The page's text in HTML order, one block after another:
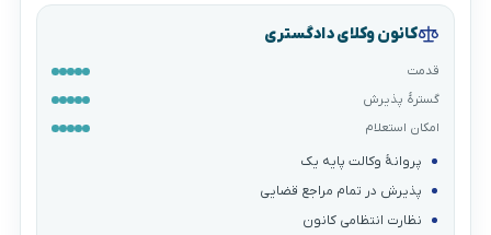
کانون وکلای دادگستری
قدمت
گسترهٔ پذیرش
امکان استعلام
پروانهٔ وکالت پایه یک
پذیرش در تمام مراجع قضایی
نظارت انتظامی کانون